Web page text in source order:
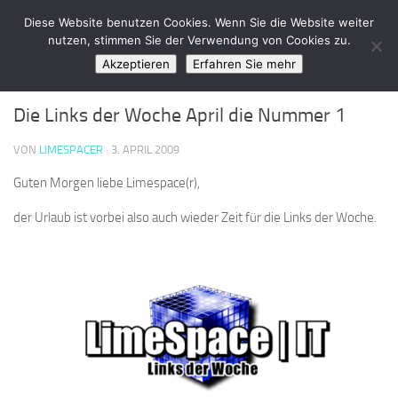
Zum Inhalt springen
LimeSpace - IT
LINKS DER WOCHE
Die Links der Woche April die Nummer 1
VON LIMESPACER · 3. APRIL 2009
Guten Morgen liebe Limespace(r),
der Urlaub ist vorbei also auch wieder Zeit für die Links der Woche.
Diese Website benutzen Cookies. Wenn Sie die Website weiter
nutzen, stimmen Sie der Verwendung von Cookies zu.
Akzeptieren
Erfahren Sie mehr